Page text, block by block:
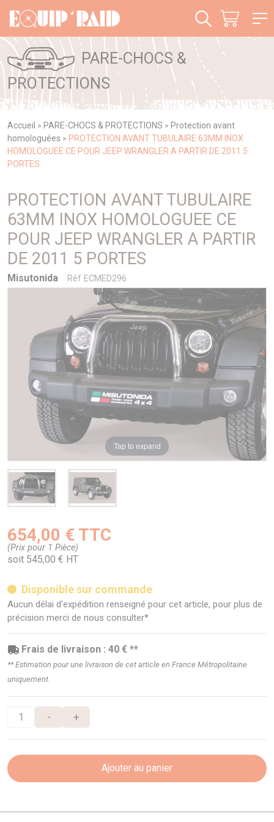
PARE-CHOCS &
PROTECTIONS
Accueil > PARE-CHOCS & PROTECTIONS > Protection avant
homologuées > PROTECTION AVANT TUBULAIRE 63MM INOX
HOMOLOGUEE CE POUR JEEP WRANGLER A PARTIR DE 2011 5
PORTES
PROTECTION AVANT TUBULAIRE
63MM INOX HOMOLOGUEE CE
POUR JEEP WRANGLER A PARTIR
DE 2011 5 PORTES
Misutonida Réf ECMED296
Tap to expand
654,00 € TTC
(Prix pour 1 Pièce)
soit 545,00 € HT
Disponible sur commande
Aucun délai d'expédition renseigné pour cet article, pour plus de
précision merci de nous consulter*
Frais de livraison : 40 € **
** Estimation pour une livraison de cet article en France Métropolitaine
uniquement.
- +
Ajouter au panier
Panneau de gestion des cookies